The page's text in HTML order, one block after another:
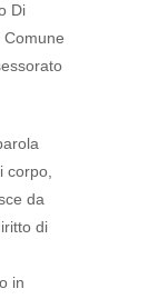
Di
corpo,
da
di
in